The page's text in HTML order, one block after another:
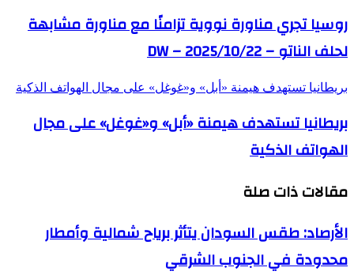
روسيا تجري مناورة نووية تزامنًا مع مناورة مشابهة
لحلف الناتو – DW – 2025/10/22
بريطانيا تستهدف هيمنة «أبل» و«غوغل» على مجال الهواتف الذكية
بريطانيا تستهدف هيمنة «أبل» و«غوغل» على مجال
الهواتف الذكية
مقالات ذات صلة
الأرصاد: طقس السودان يتأثر برياح شمالية وأمطار
محدودة في الجنوب الشرقي